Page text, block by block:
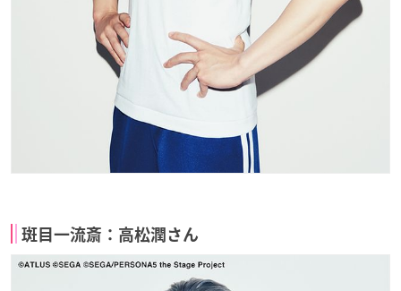
斑目一流斎：高松潤さん